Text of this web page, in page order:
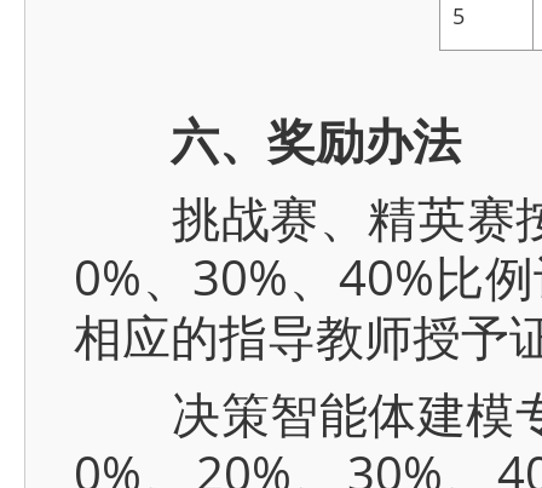
5
六、奖励办法
挑战赛、精英赛按
0%、30%、40%比
相应的指导教师授予
决策智能体建模专
0%、20%、30%、